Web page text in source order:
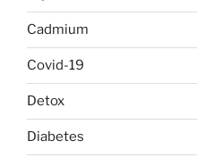
Cadmium
Covid-19
Detox
Diabetes